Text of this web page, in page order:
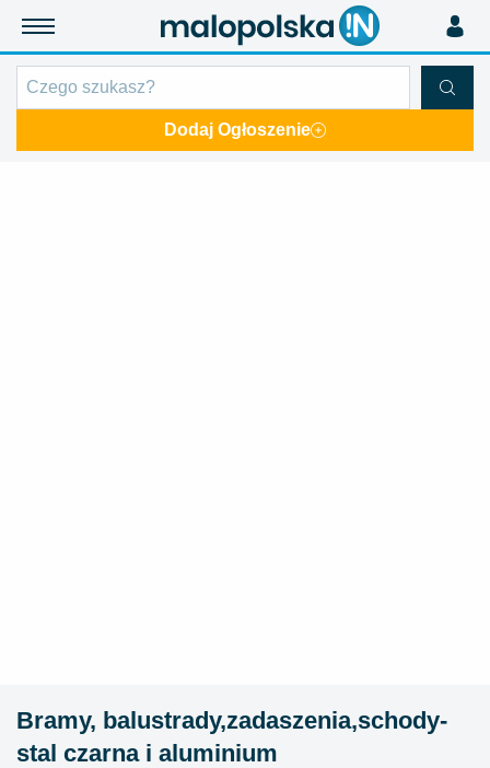
Dodaj Ogłoszenie
Bramy, balustrady,zadaszenia,schody-
stal czarna i aluminium